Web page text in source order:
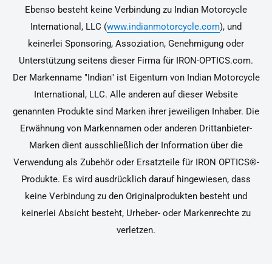
Ebenso besteht keine Verbindung zu Indian Motorcycle
International, LLC (www.indianmotorcycle.com), und
keinerlei Sponsoring, Assoziation, Genehmigung oder
Unterstützung seitens dieser Firma für IRON-OPTICS.com.
Der Markenname "Indian" ist Eigentum von Indian Motorcycle
International, LLC. Alle anderen auf dieser Website
genannten Produkte sind Marken ihrer jeweiligen Inhaber. Die
Erwähnung von Markennamen oder anderen Drittanbieter-
Marken dient ausschließlich der Information über die
Verwendung als Zubehör oder Ersatzteile für IRON OPTICS®-
Produkte. Es wird ausdrücklich darauf hingewiesen, dass
keine Verbindung zu den Originalprodukten besteht und
keinerlei Absicht besteht, Urheber- oder Markenrechte zu
verletzen.